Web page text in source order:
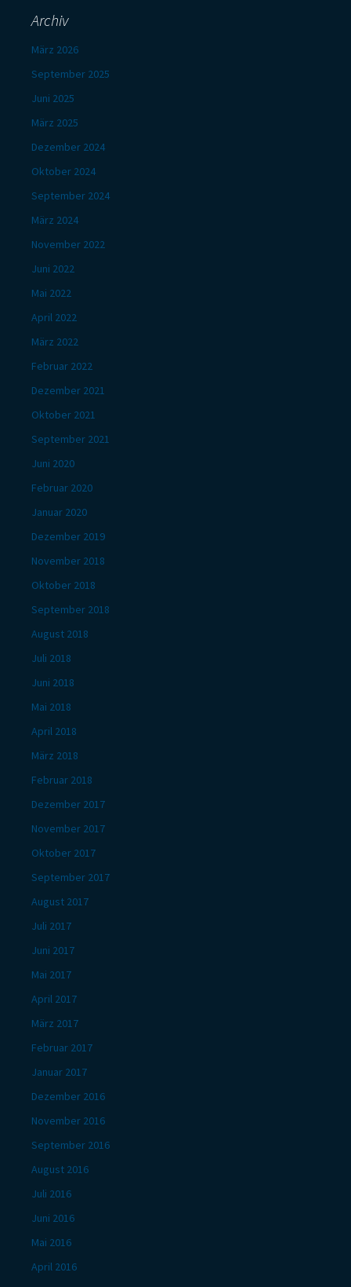
Archiv
März 2026
September 2025
Juni 2025
März 2025
Dezember 2024
Oktober 2024
September 2024
März 2024
November 2022
Juni 2022
Mai 2022
April 2022
März 2022
Februar 2022
Dezember 2021
Oktober 2021
September 2021
Juni 2020
Februar 2020
Januar 2020
Dezember 2019
November 2018
Oktober 2018
September 2018
August 2018
Juli 2018
Juni 2018
Mai 2018
April 2018
März 2018
Februar 2018
Dezember 2017
November 2017
Oktober 2017
September 2017
August 2017
Juli 2017
Juni 2017
Mai 2017
April 2017
März 2017
Februar 2017
Januar 2017
Dezember 2016
November 2016
September 2016
August 2016
Juli 2016
Juni 2016
Mai 2016
April 2016